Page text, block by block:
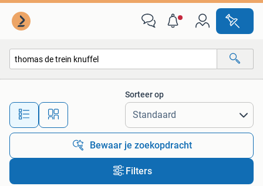
Alle afstanden…
Sorteer op
Bewaar je zoekopdracht
Filters